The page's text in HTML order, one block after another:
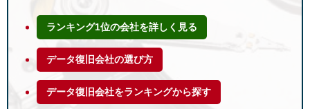
ランキング1位の会社を詳しく見る
データ復旧会社の選び方
データ復旧会社をランキングから探す